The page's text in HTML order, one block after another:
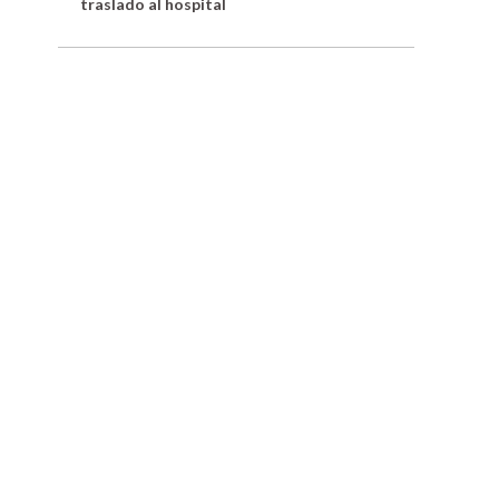
traslado al hospital